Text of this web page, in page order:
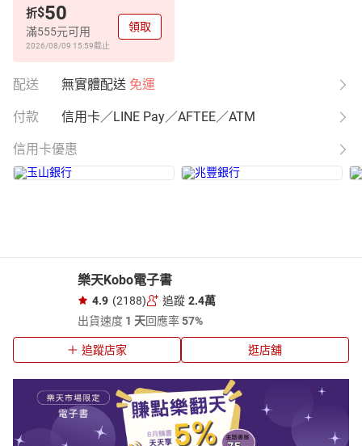
折$50
滿555元可用
2026/08/09 15:59截止
領取
配送 無實體配送 免運
付款 信用卡／LINE Pay／AFTEE／ATM
信用卡優惠
樂天Kobo電子書
4.9 (2188) 追蹤 2.4萬
出貨速度 1 天回應率57%
追蹤店家 逛店舖